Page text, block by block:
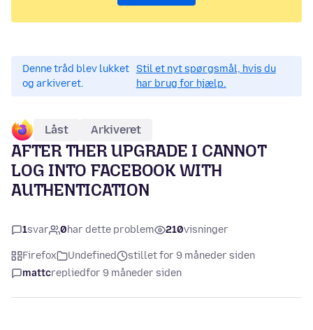
Denne tråd blev lukket
og arkiveret.
Stil et nyt spørgsmål, hvis du
har brug for hjælp.
Låst Arkiveret
AFTER THER UPGRADE I CANNOT
LOG INTO FACEBOOK WITH
AUTHENTICATION
1svar 0har dette problem 210visninger
Firefox Undefined
stillet for 9 måneder siden
mattcrepliedfor 9 måneder siden